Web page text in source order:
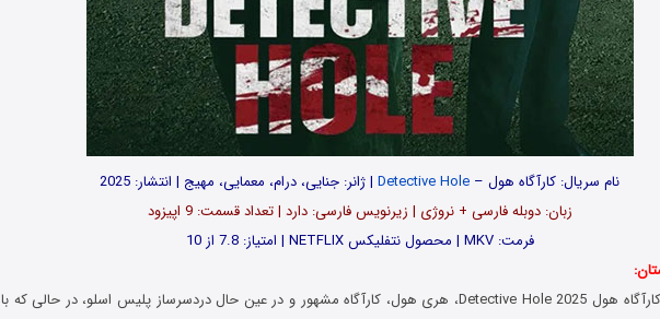
نام سریال: کارآگاه هول – Detective Hole| ژانر: جنایی، درام، معمایی، مهیج | انتشار: 2025
زبان: دوبله فارسی + نروژی | زیرنویس فارسی: دارد | تعداد قسمت‌‌‌‌: 9 اپیزود
فرمت: MKV | محصول نتفلیکس NETFLIX | امتیاز: 7.8 از 10
در سریال کارآگاه هول Detective Hole 2025، هری هول، کارآگاه مشهور و در عین حال دردسرساز پلیس اسلو، در حالی که با